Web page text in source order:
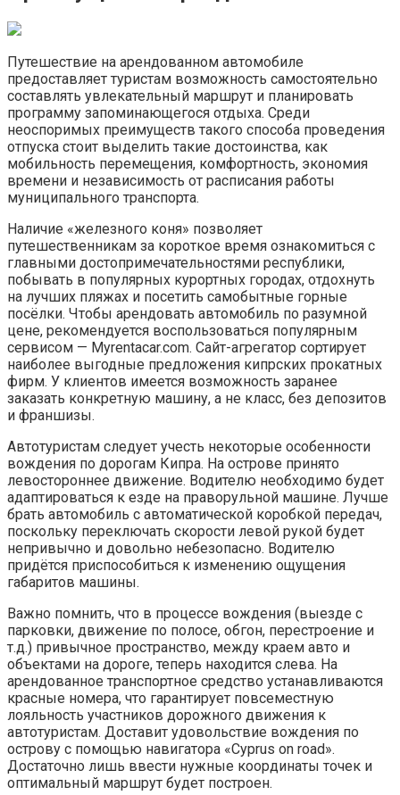
Путешествие на арендованном автомобиле
предоставляет туристам возможность самостоятельно
составлять увлекательный маршрут и планировать
программу запоминающегося отдыха. Среди
неоспоримых преимуществ такого способа проведения
отпуска стоит выделить такие достоинства, как
мобильность перемещения, комфортность, экономия
времени и независимость от расписания работы
муниципального транспорта.
Наличие «железного коня» позволяет
путешественникам за короткое время ознакомиться с
главными достопримечательностями республики,
побывать в популярных курортных городах, отдохнуть
на лучших пляжах и посетить самобытные горные
посёлки. Чтобы арендовать автомобиль по разумной
цене, рекомендуется воспользоваться популярным
сервисом — Myrentacar.com. Сайт-агрегатор сортирует
наиболее выгодные предложения кипрских прокатных
фирм. У клиентов имеется возможность заранее
заказать конкретную машину, а не класс, без депозитов
и франшизы.
Автотуристам следует учесть некоторые особенности
вождения по дорогам Кипра. На острове принято
левостороннее движение. Водителю необходимо будет
адаптироваться к езде на праворульной машине. Лучше
брать автомобиль с автоматической коробкой передач,
поскольку переключать скорости левой рукой будет
непривычно и довольно небезопасно. Водителю
придётся приспособиться к изменению ощущения
габаритов машины.
Важно помнить, что в процессе вождения (выезде с
парковки, движение по полосе, обгон, перестроение и
т.д.) привычное пространство, между краем авто и
объектами на дороге, теперь находится слева. На
арендованное транспортное средство устанавливаются
красные номера, что гарантирует повсеместную
лояльность участников дорожного движения к
автотуристам. Доставит удовольствие вождения по
острову с помощью навигатора «Cyprus on road».
Достаточно лишь ввести нужные координаты точек и
оптимальный маршрут будет построен.